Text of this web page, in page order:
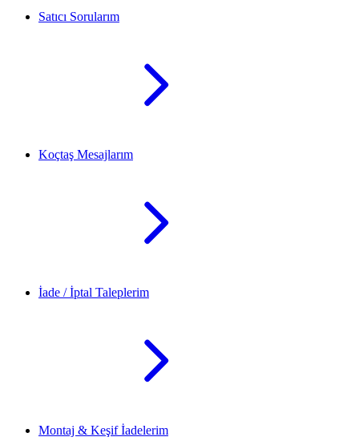
Satıcı Sorularım
Koçtaş Mesajlarım
İade / İptal Taleplerim
Montaj & Keşif İadelerim